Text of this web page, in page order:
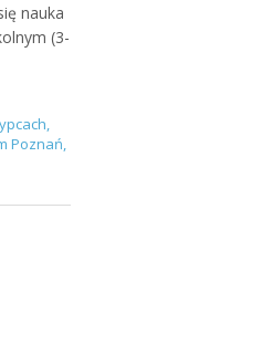
nauka
(3-
,
Poznań,